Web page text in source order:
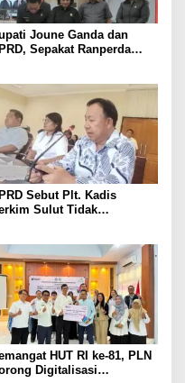
Joune Ganda dan
Sepakat Ranperda
Sebut Plt. Kadis
Sulut Tidak
HUT RI ke-81, PLN
Digitalisasi